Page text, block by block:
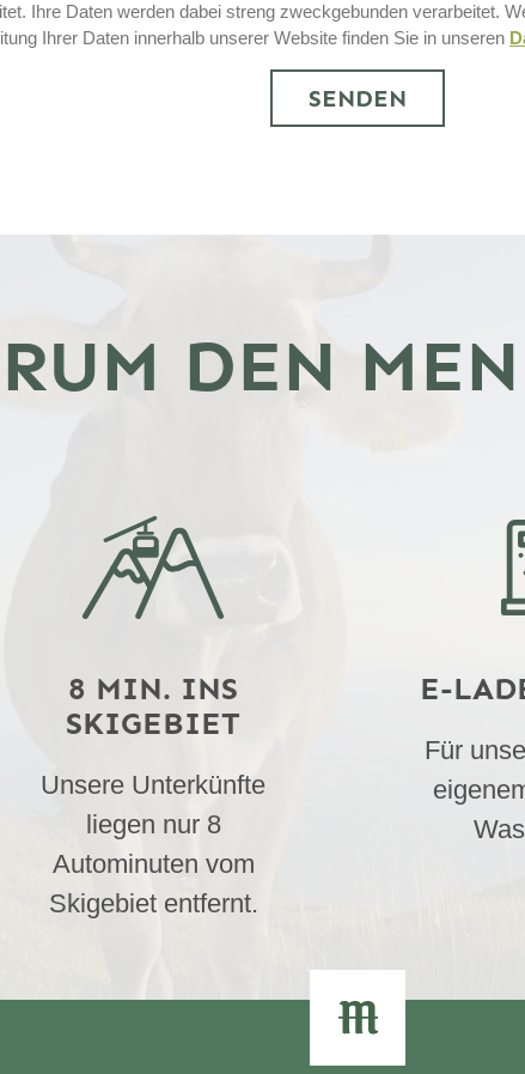
Ort
Ihre Daten werden dabei streng zweckgebunden verarbeitet.
Ihrer Daten innerhalb unserer Website finden Sie in unseren
SENDEN
DEN
8 MIN. INS
SKIGEBIET
Unsere Unterkünfte
liegen nur 8
Autominuten vom
Skigebiet entfernt.
E-
Für